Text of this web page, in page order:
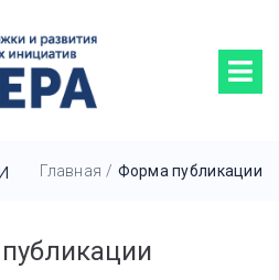
Главная / Форма публикации